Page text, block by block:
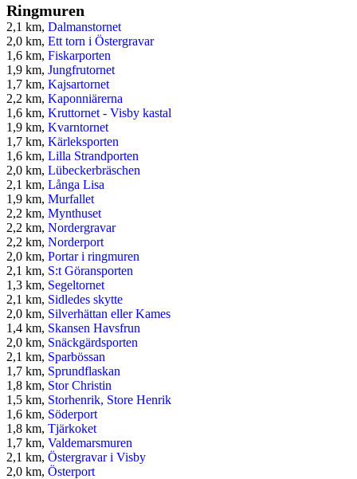
Ringmuren
2,1 km, Dalmanstornet
2,0 km, Ett torn i Östergravar
1,6 km, Fiskarporten
1,9 km, Jungfrutornet
1,7 km, Kajsartornet
2,2 km, Kaponniärerna
1,6 km, Kruttornet - Visby kastal
1,9 km, Kvarntornet
1,7 km, Kärleksporten
1,6 km, Lilla Strandporten
2,0 km, Lübeckerbräschen
2,1 km, Långa Lisa
1,9 km, Murfallet
2,2 km, Mynthuset
2,2 km, Nordergravar
2,2 km, Norderport
2,0 km, Portar i ringmuren
2,1 km, S:t Göransporten
1,3 km, Segeltornet
2,1 km, Sidledes skytte
2,0 km, Silverhättan eller Kames
1,4 km, Skansen Havsfrun
2,0 km, Snäckgärdsporten
2,1 km, Sparbössan
1,7 km, Sprundflaskan
1,8 km, Stor Christin
1,5 km, Storhenrik, Store Henrik
1,6 km, Söderport
1,8 km, Tjärkoket
1,7 km, Valdemarsmuren
2,1 km, Östergravar i Visby
2,0 km, Österport